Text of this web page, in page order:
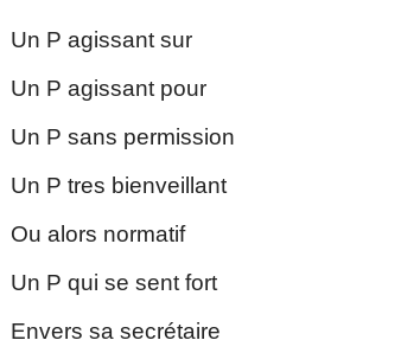
Un P agissant sur
Un P agissant pour
Un P sans permission
Un P tres bienveillant
Ou alors normatif
Un P qui se sent fort
Envers sa secrétaire